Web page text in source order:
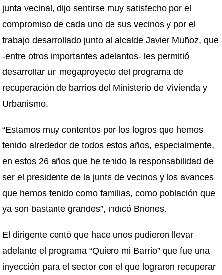
junta vecinal, dijo sentirse muy satisfecho por el
compromiso de cada uno de sus vecinos y por el
trabajo desarrollado junto al alcalde Javier Muñoz, que
-entre otros importantes adelantos- les permitió
desarrollar un megaproyecto del programa de
recuperación de barrios del Ministerio de Vivienda y
Urbanismo.
“Estamos muy contentos por los logros que hemos
tenido alrededor de todos estos años, especialmente,
en estos 26 años que he tenido la responsabilidad de
ser el presidente de la junta de vecinos y los avances
que hemos tenido como familias, como población que
ya son bastante grandes”, indicó Briones.
El dirigente contó que hace unos pudieron llevar
adelante el programa “Quiero mi Barrio” que fue una
inyección para el sector con el que lograron recuperar